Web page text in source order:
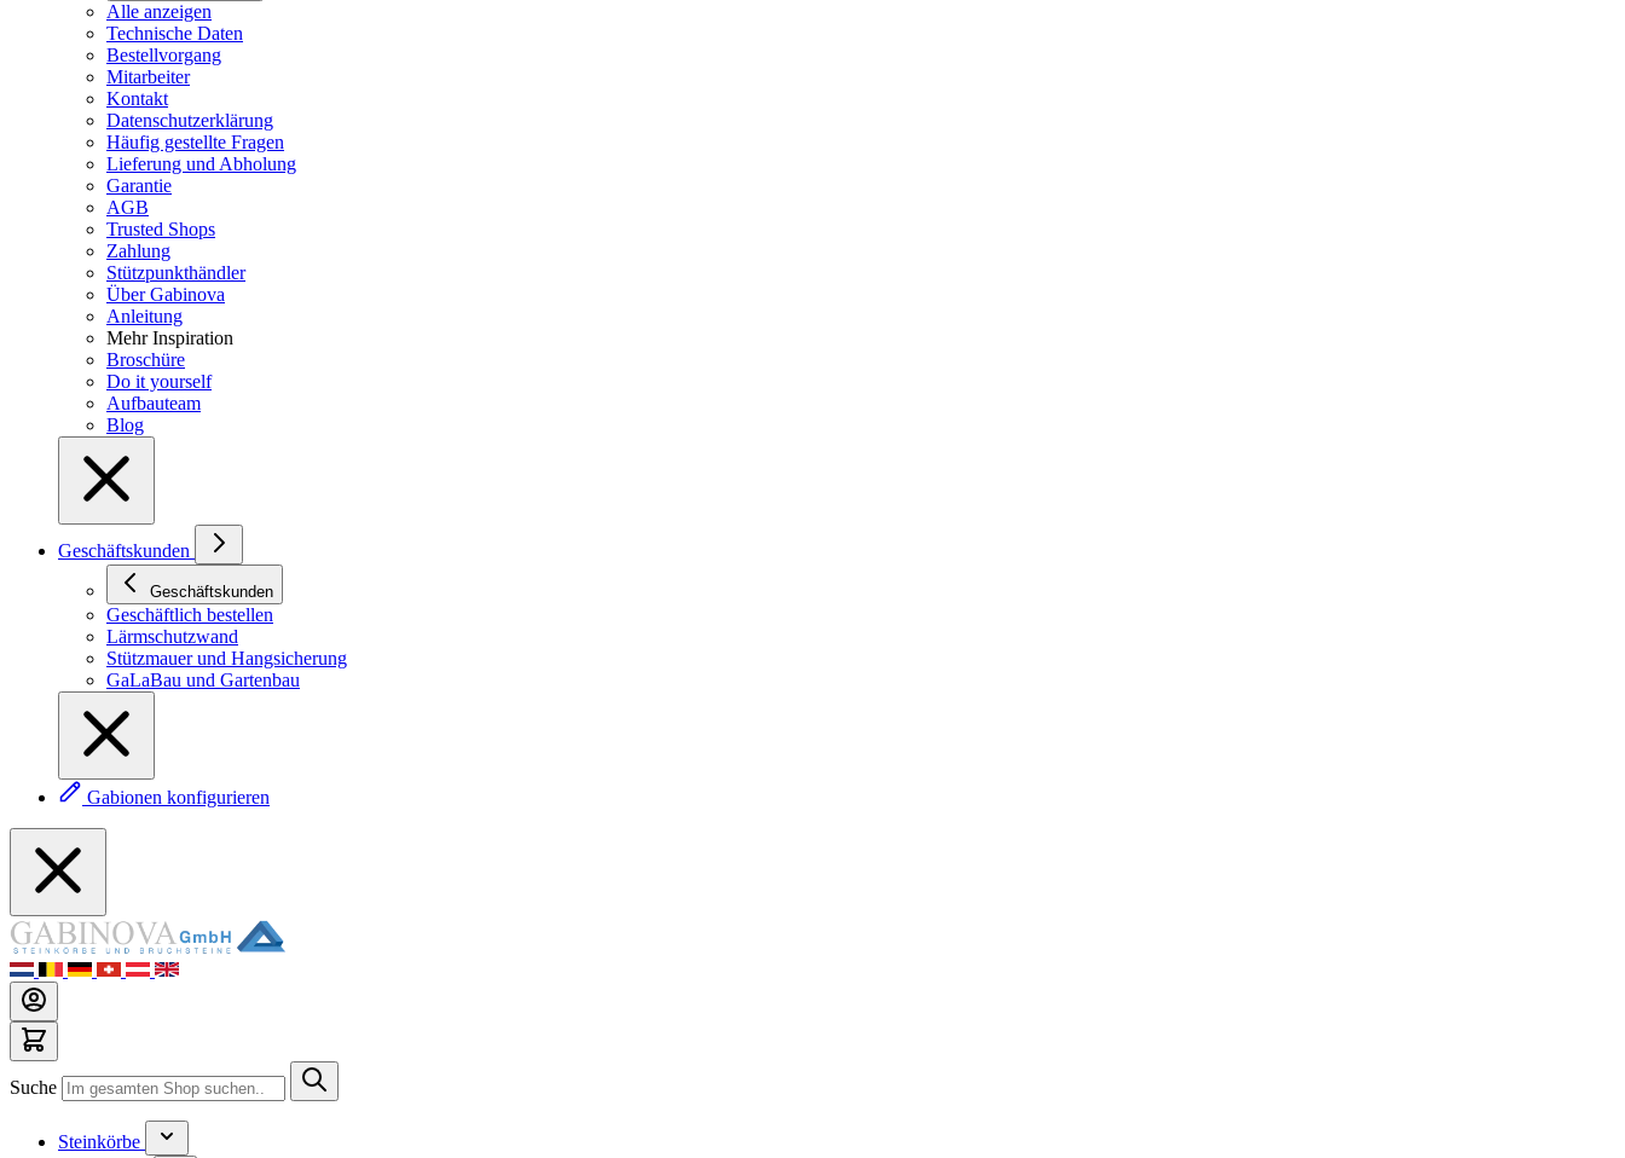
Alle anzeigen
Technische Daten
Bestellvorgang
Mitarbeiter
Kontakt
Datenschutzerklärung
Häufig gestellte Fragen
Lieferung und Abholung
Garantie
AGB
Trusted Shops
Zahlung
Stützpunkthändler
Über Gabinova
Anleitung
Mehr Inspiration
Broschüre
Do it yourself
Aufbauteam
Blog
Geschäftskunden
Geschäftskunden
Geschäftlich bestellen
Lärmschutzwand
Stützmauer und Hangsicherung
GaLaBau und Gartenbau
Gabionen konfigurieren
Suche
Steinkörbe